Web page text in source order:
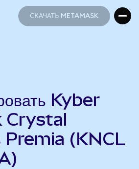
СКАЧАТЬ METAMASK
Kyber
Crystal
Premia (KNCL